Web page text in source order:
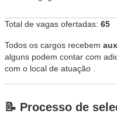
Total de vagas ofertadas: 65
Todos os cargos recebem
alguns podem contar com
com o local de atuação .
📝 Processo de